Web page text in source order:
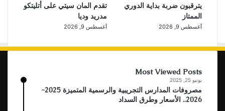
تقدم المان سيتي على أتليتكو
مدريد وديا
أغسطس 9, 2026
يترقبون ضربة بداية الدوري
الممتاز
أغسطس 9, 2026
Most Viewed Posts
يونيو 25, 2025
مصروفات المدارس التجريبية والرسمية المتميزة 2025-
2026.. الأسعار وطرق السداد